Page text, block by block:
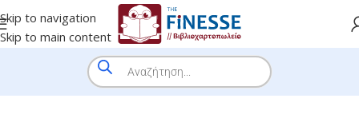
Skip to navigation
Skip to main content
BRANDS